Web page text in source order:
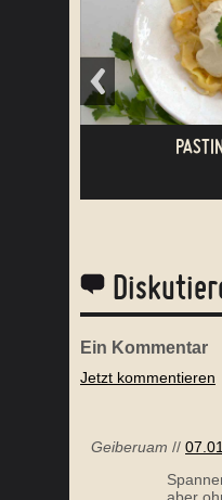
Ein Kommentar
Jetzt kommentieren
Geiberuam //
aber